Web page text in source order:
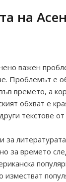
на
важен
Проблемът е
времето, а
обхват е
текстове
за
за времето